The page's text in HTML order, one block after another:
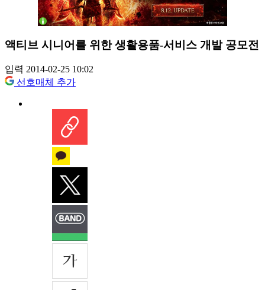
액티브 시니어를 위한 생활용품-서비스 개발 공모전
입력 2014-02-25 10:02
선호매체 추가